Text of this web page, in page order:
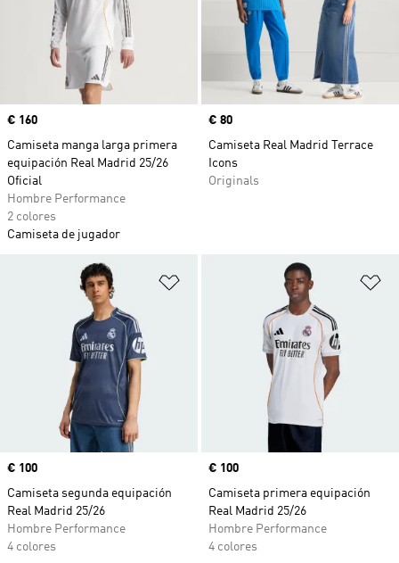
Precio
€ 160
Camiseta manga larga primera
equipación Real Madrid 25/26
Oficial
Hombre Performance
2 colores
Camiseta de jugador
Precio
€ 80
Camiseta Real Madrid Terrace
Icons
Originals
Añadir a la lista de deseos
Precio
€ 100
Camiseta segunda equipación
Real Madrid 25/26
Hombre Performance
4 colores
Precio
€ 100
Camiseta primera equipación
Real Madrid 25/26
Hombre Performance
4 colores